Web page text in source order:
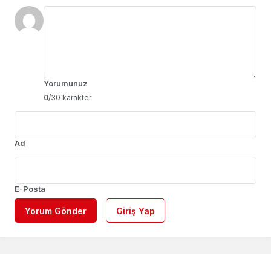
Yorumunuz
0/30 karakter
Ad
E-Posta
Yorum Gönder Giriş Yap